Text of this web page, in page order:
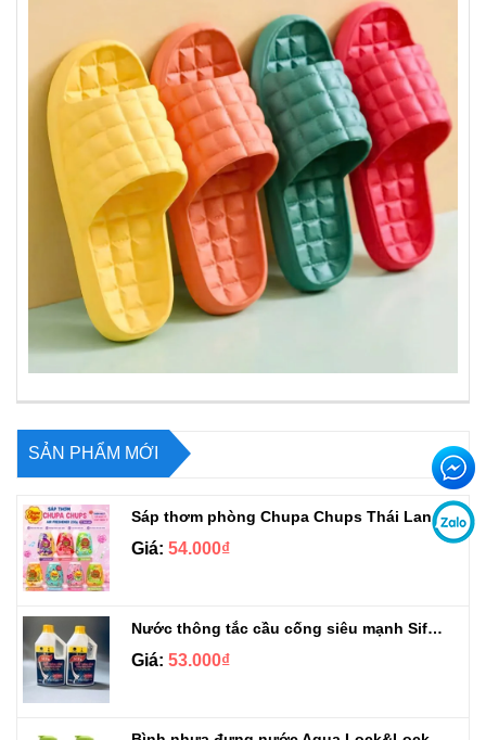
SẢN PHẨM MỚI
Sáp thơm phòng Chupa Chups Thái Lan 230g
Giá: 54.000₫
Nước thông tắc cầu cống siêu mạnh Sifa 1.4kg
Giá: 53.000₫